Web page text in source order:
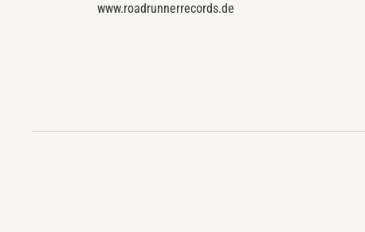
www.roadrunnerrecords.de